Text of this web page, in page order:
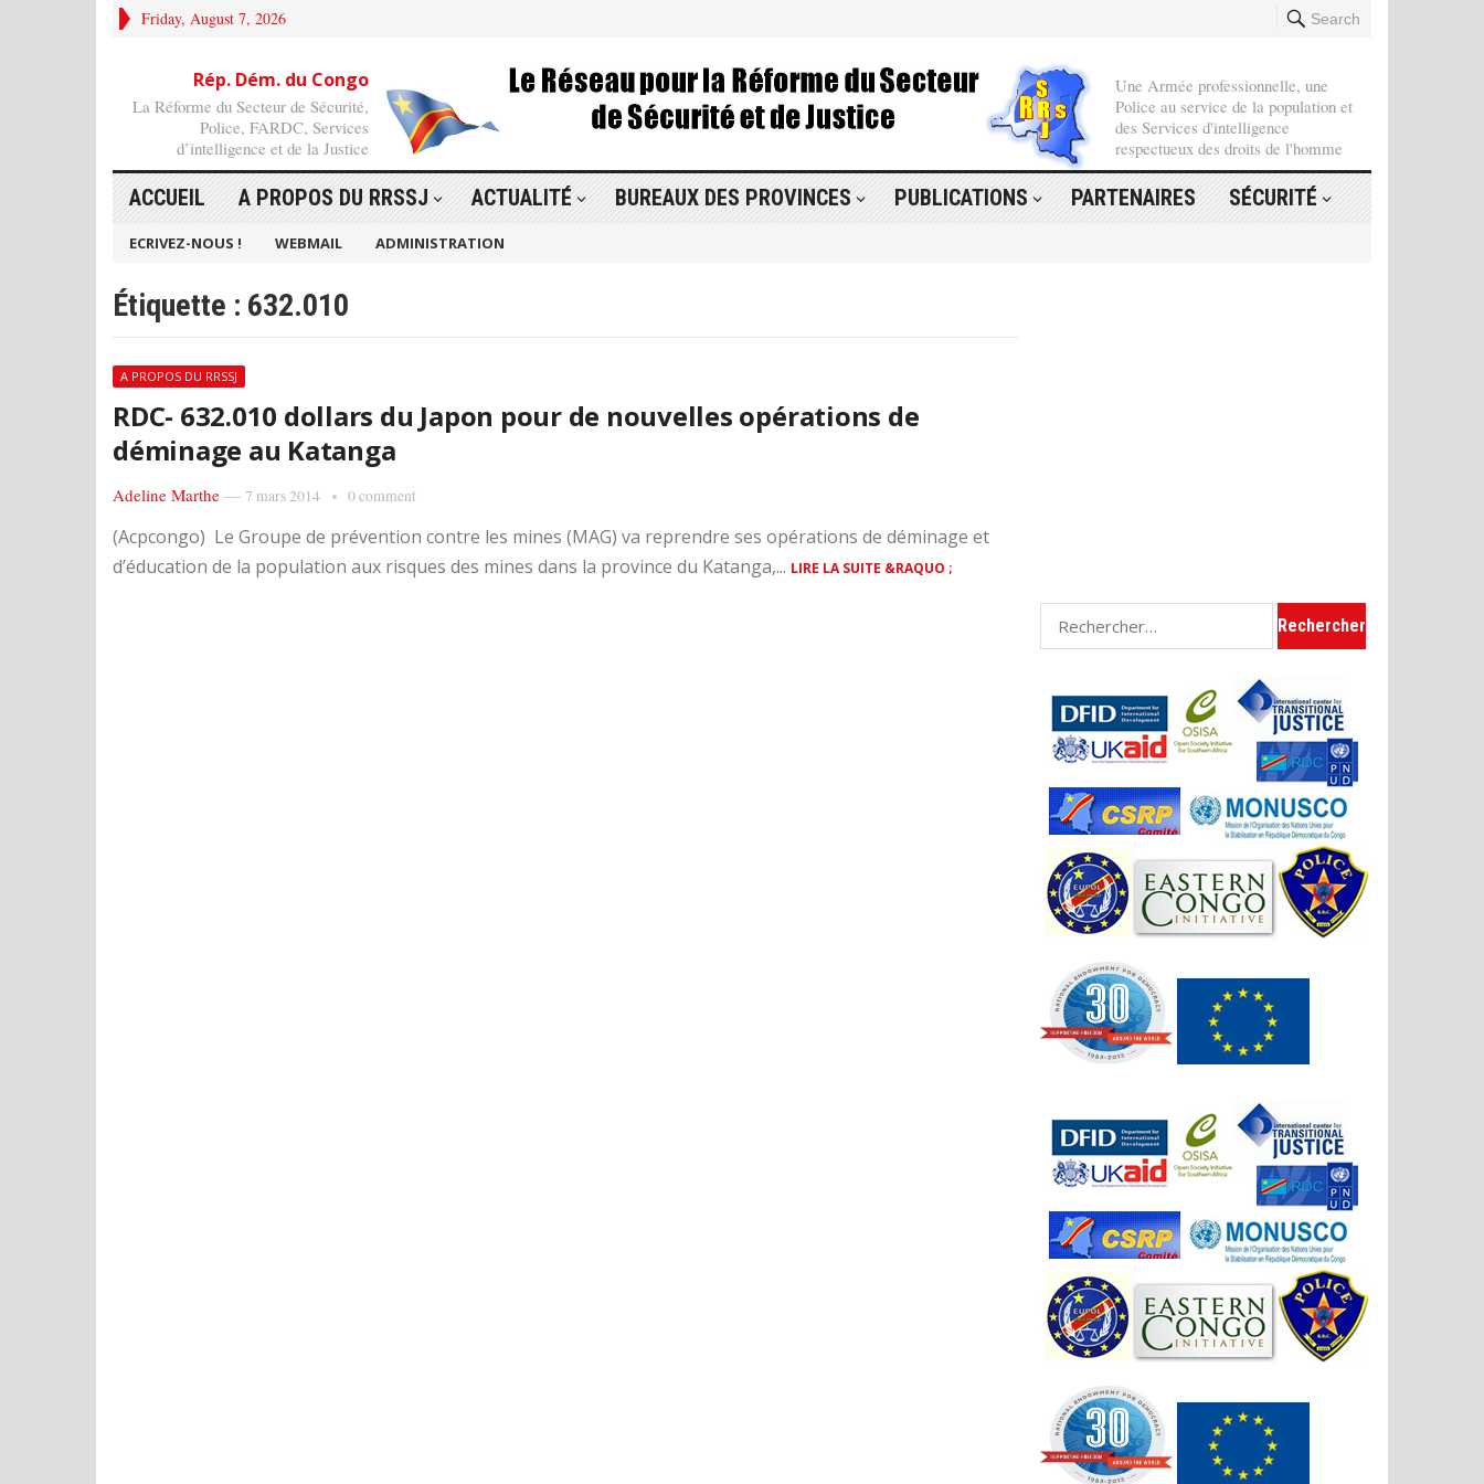
Friday, August 7, 2026 Search
Rép. Dém. du Congo
La Réforme du Secteur de Sécurité,
Police, FARDC, Services
d’intelligence et de la Justice
Une Armée professionnelle, une
Police au service de la population et
des Services d'intelligence
respectueux des droits de l'homme
ACCUEIL A PROPOS DU RRSSJ ACTUALITÉ BUREAUX DES PROVINCES PUBLICATIONS PARTENAIRES SÉCURITÉ
ECRIVEZ-NOUS ! WEBMAIL ADMINISTRATION
Étiquette : 632.010
A PROPOS DU RRSSJ
RDC- 632.010 dollars du Japon pour de nouvelles opérations de
déminage au Katanga
Adeline Marthe — 7 mars 2014 0 comment
(Acpcongo) Le Groupe de prévention contre les mines (MAG) va reprendre ses opérations de déminage et
d’éducation de la population aux risques des mines dans la province du Katanga,... LIRE LA SUITE &RAQUO ;
Rechercher :